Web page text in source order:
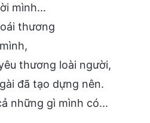
mình...
thương
thương loài người,
đã tạo dựng nên.
những gì mình có...